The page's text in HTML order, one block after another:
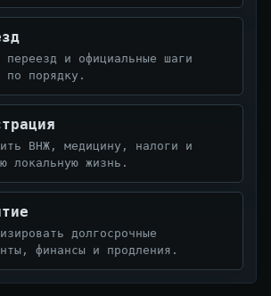
переезд и официальные шаги
по порядку.
ВНЖ, медицину, налоги и
локальную жизнь.
долгосрочные
финансы и продления.